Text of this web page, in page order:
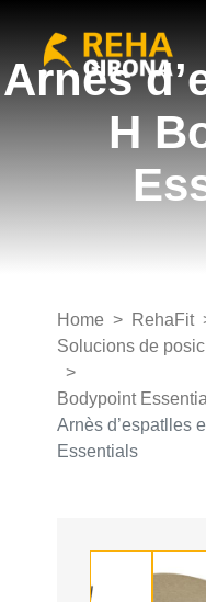
Arnès
H
Home
RehaFit
Solucions de
Bodypoint
Arnès d’espatlles
Essentials